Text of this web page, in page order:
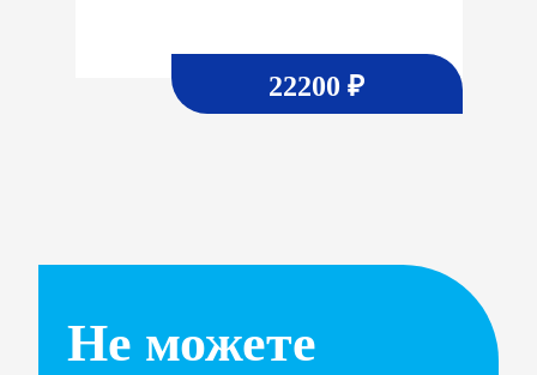
22200 ₽
Не можете